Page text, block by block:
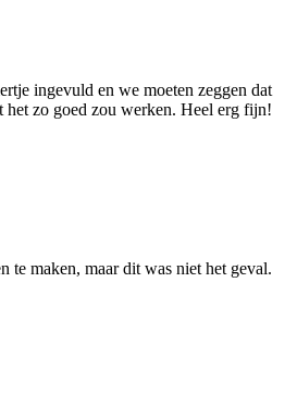
ingevuld en we moeten zeggen dat
het zo goed zou werken. Heel erg fijn!
te maken, maar dit was niet het geval.